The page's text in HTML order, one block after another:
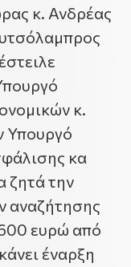
κ. Ανδρέας
κ.
Υπουργό
κα
ζητά την
αναζήτησης
ευρώ από
έναρξη